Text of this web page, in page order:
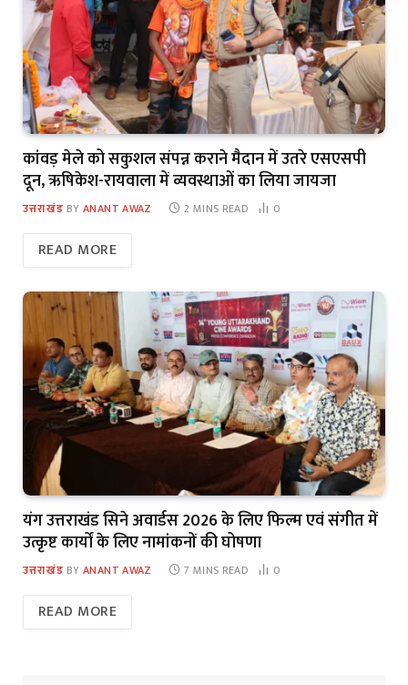
कांवड़ मेले को सकुशल संपन्न कराने मैदान में उतरे एसएसपी
दून, ऋषिकेश-रायवाला में व्यवस्थाओं का लिया जायजा
उत्तराखंड BY ANANT AWAZ 2 MINS READ 0
READ MORE
यंग उत्तराखंड सिने अवार्डस 2026 के लिए फिल्म एवं संगीत में
उत्कृष्ट कार्यों के लिए नामांकनों की घोषणा
उत्तराखंड BY ANANT AWAZ 7 MINS READ 0
READ MORE